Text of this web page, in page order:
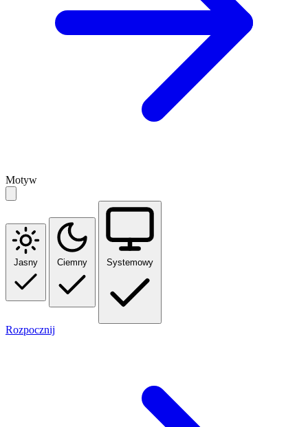
Motyw
Jasny Ciemny Systemowy
Rozpocznij